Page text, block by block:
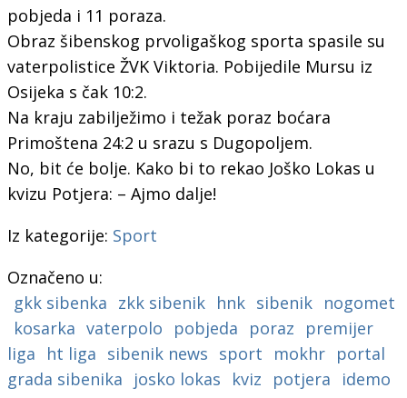
pobjeda i 11 poraza.
Obraz šibenskog prvoligaškog sporta spasile su
vaterpolistice ŽVK Viktoria. Pobijedile Mursu iz
Osijeka s čak 10:2.
Na kraju zabilježimo i težak poraz boćara
Primoštena 24:2 u srazu s Dugopoljem.
No, bit će bolje. Kako bi to rekao Joško Lokas u
kvizu Potjera: – Ajmo dalje!
Iz kategorije: Sport
Označeno u:
gkk sibenka zkk sibenik hnk sibenik nogomet
kosarka vaterpolo pobjeda poraz
premijer
liga
ht liga sibenik news sport mokhr portal
grada sibenika
josko lokas kviz potjera
idemo